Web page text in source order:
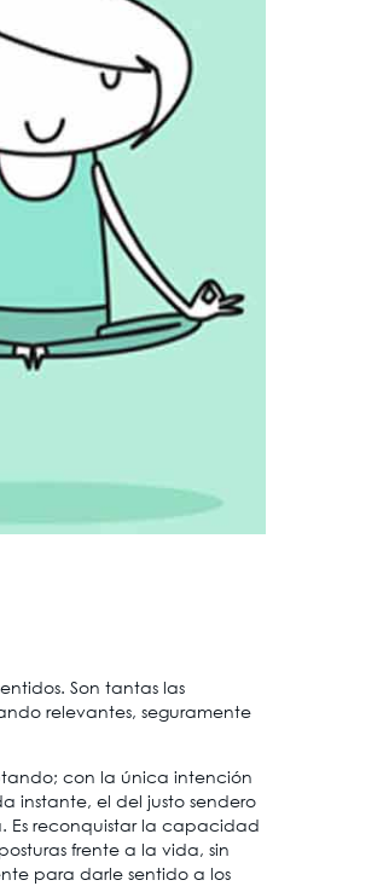
Son tantas las
relevantes, seguramente
con la única intención
instante, el del justo sendero
Es reconquistar la capacidad
frente a la vida, sin
para darle sentido a los